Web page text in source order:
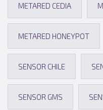
METARED CEDIA
METARED HONEYPOT
SENSOR CHILE
SENSOR GMS